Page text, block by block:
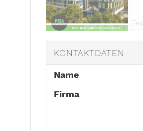
KONTAKTDATEN
Name
Firma